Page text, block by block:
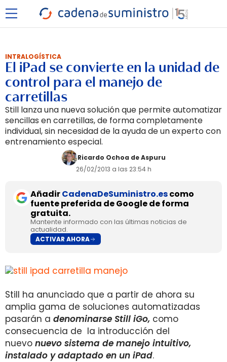
INTRALOGÍSTICA
El iPad se convierte en la unidad de
control para el manejo de
carretillas
Still lanza una nueva solución que permite automatizar
sencillas en carretillas, de forma completamente
individual, sin necesidad de la ayuda de un experto con
entrenamiento especial.
Ricardo Ochoa de Aspuru
26/02/2013 a las 23:54 h
AñadirCadenaDeSuministro.escomo
fuente preferida de Google de forma
gratuita.
Mantente informado con las últimas noticias de
actualidad.
ACTIVAR AHORA
Still ha anunciado que a partir de ahora su
amplia gama de soluciones automatizadas
pasarán a denominarse Still iGo, como
consecuencia de la introducción del
nuevo nuevo sistema de manejo intuitivo,
instalado y adaptado en un iPad.